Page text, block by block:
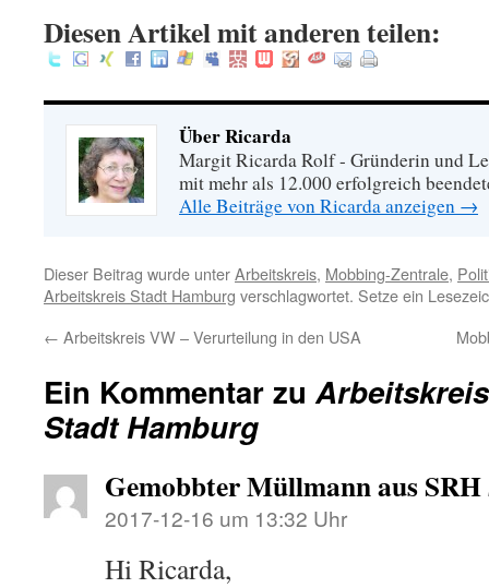
Diesen Artikel mit anderen teilen:
Über Ricarda
Margit Ricarda Rolf - Gründerin und
mit mehr als 12.000 erfolgreich
Alle Beiträge von Ricarda anzeigen →
Dieser Beitrag wurde unterArbeitskreis, Mobbing-Zentrale,
Arbeitskreis Stadt Hamburg verschlagwortet. Setze ein
← Arbeitskreis VW – Verurteilung in den USA
Ein Kommentar zu
Stadt Hamburg
Gemobbter Müllmann aus SRH
2017-12-16 um 13:32 Uhr
Hi Ricarda,